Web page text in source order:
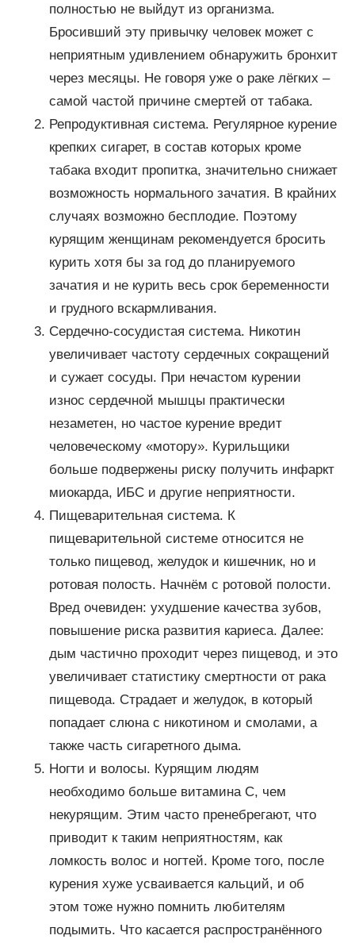
полностью не выйдут из организма.
Бросивший эту привычку человек может с
неприятным удивлением обнаружить бронхит
через месяцы. Не говоря уже о раке лёгких –
самой частой причине смертей от табака.
Репродуктивная система. Регулярное курение
крепких сигарет, в состав которых кроме
табака входит пропитка, значительно снижает
возможность нормального зачатия. В крайних
случаях возможно бесплодие. Поэтому
курящим женщинам рекомендуется бросить
курить хотя бы за год до планируемого
зачатия и не курить весь срок беременности
и грудного вскармливания.
Сердечно-сосудистая система. Никотин
увеличивает частоту сердечных сокращений
и сужает сосуды. При нечастом курении
износ сердечной мышцы практически
незаметен, но частое курение вредит
человеческому «мотору». Курильщики
больше подвержены риску получить инфаркт
миокарда, ИБС и другие неприятности.
Пищеварительная система. К
пищеварительной системе относится не
только пищевод, желудок и кишечник, но и
ротовая полость. Начнём с ротовой полости.
Вред очевиден: ухудшение качества зубов,
повышение риска развития кариеса. Далее:
дым частично проходит через пищевод, и это
увеличивает статистику смертности от рака
пищевода. Страдает и желудок, в который
попадает слюна с никотином и смолами, а
также часть сигаретного дыма.
Ногти и волосы. Курящим людям
необходимо больше витамина С, чем
некурящим. Этим часто пренебрегают, что
приводит к таким неприятностям, как
ломкость волос и ногтей. Кроме того, после
курения хуже усваивается кальций, и об
этом тоже нужно помнить любителям
подымить. Что касается распространённого